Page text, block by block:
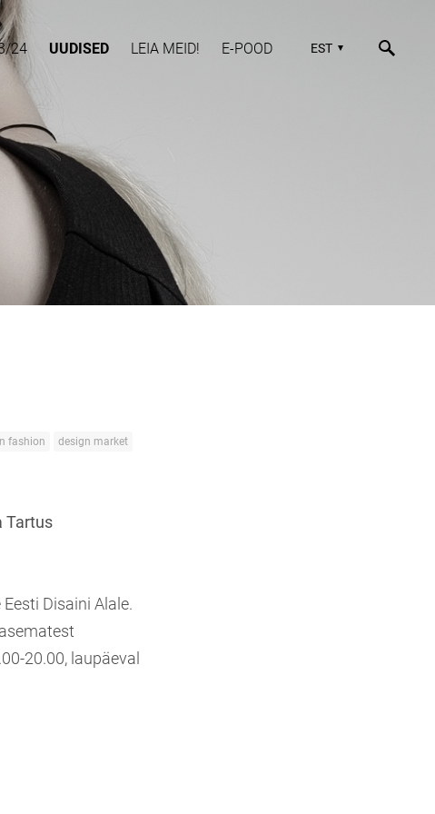
24 UUDISED LEIA MEID! E-POOD EST
fashion design market
Tartus
Disaini Alale.
20.00, laupäeval